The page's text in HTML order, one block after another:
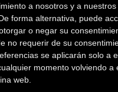
a nosotros y a
forma alternativa, puede
o negar su
no requerir de su
se aplicarán solo a
momento volviendo
web.
BICI TOTAL
C/ Curros Enríquez,
Temple
Cambre (A
BICICLETAS